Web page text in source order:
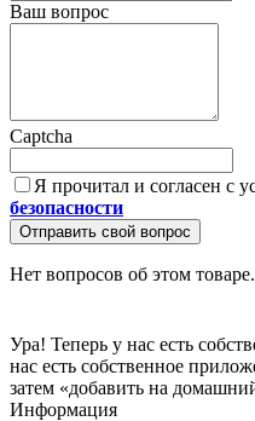
Ваш вопрос
Captcha
Я прочитал и согласен с
безопасности
Отправить свой вопрос
Нет вопросов об этом товаре.
Ура! Теперь у нас есть
нас есть собственное
затем «добавить на
Информация